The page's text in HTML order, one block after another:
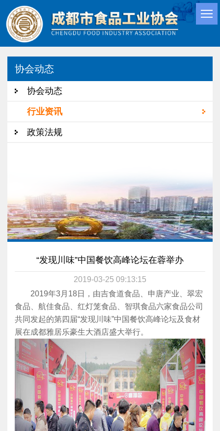
协会动态
协会动态
行业资讯
政策法规
“发现川味”中国餐饮高峰论坛在蓉举办
2019-03-25 09:13:15
2019年3月18日，由吉食道食品、申唐产业、翠宏
食品、航佳食品、红灯笼食品、智琪食品六家食品公司
共同发起的第四届“发现川味”中国餐饮高峰论坛及食材
展在成都雅居乐豪生大酒店盛大举行。